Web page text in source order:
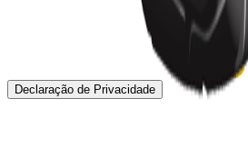
Contato
Declaração de Privacidade